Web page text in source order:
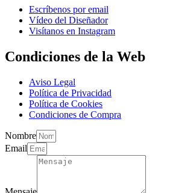
Escríbenos por email
Vídeo del Diseñador
Visítanos en Instagram
Condiciones de la Web
Aviso Legal
Política de Privacidad
Política de Cookies
Condiciones de Compra
Nombre
Email